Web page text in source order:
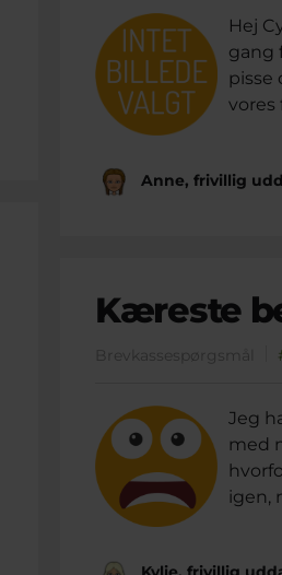
Hej
gang
pisse
vores
Anne, frivillig
Kæreste
Brevkassespørgsmål
Jeg
med
igen,